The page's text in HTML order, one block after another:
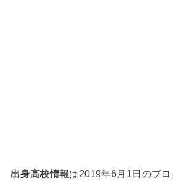
出身高校情報は2019年6月1日のブロ